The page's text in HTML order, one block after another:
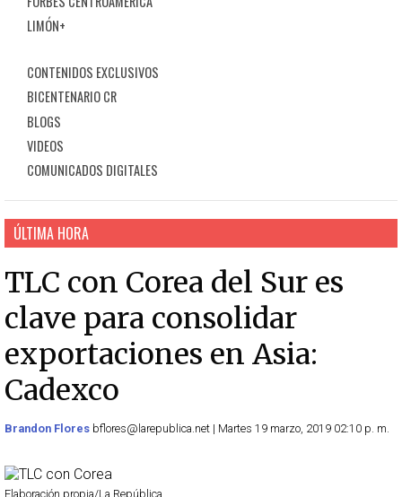
LIMÓN+
CONTENIDOS EXCLUSIVOS
BICENTENARIO CR
BLOGS
VIDEOS
COMUNICADOS DIGITALES
ÚLTIMA HORA
TLC con Corea del Sur es
clave para consolidar
exportaciones en Asia:
Cadexco
Brandon Flores bflores@larepublica.net | Martes 19 marzo, 2019 02:10 p. m.
Elaboración propia/La República